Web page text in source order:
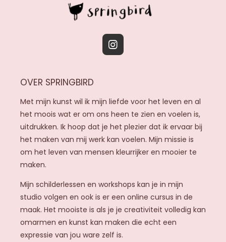
I
a
g
r
a
m
OVER SPRINGBIRD
Met mijn kunst wil ik mijn liefde voor het leven en al
het moois wat er om ons heen te zien en voelen is,
uitdrukken. Ik hoop dat je het plezier dat ik ervaar bij
het maken van mij werk kan voelen. Mijn missie is
om het leven van mensen kleurrijker en mooier te
maken.
Mijn schilderlessen en workshops kan je in mijn
studio volgen en ook is er een online cursus in de
maak. Het mooiste is als je je creativiteit volledig kan
omarmen en kunst kan maken die echt een
expressie van jou ware zelf is.